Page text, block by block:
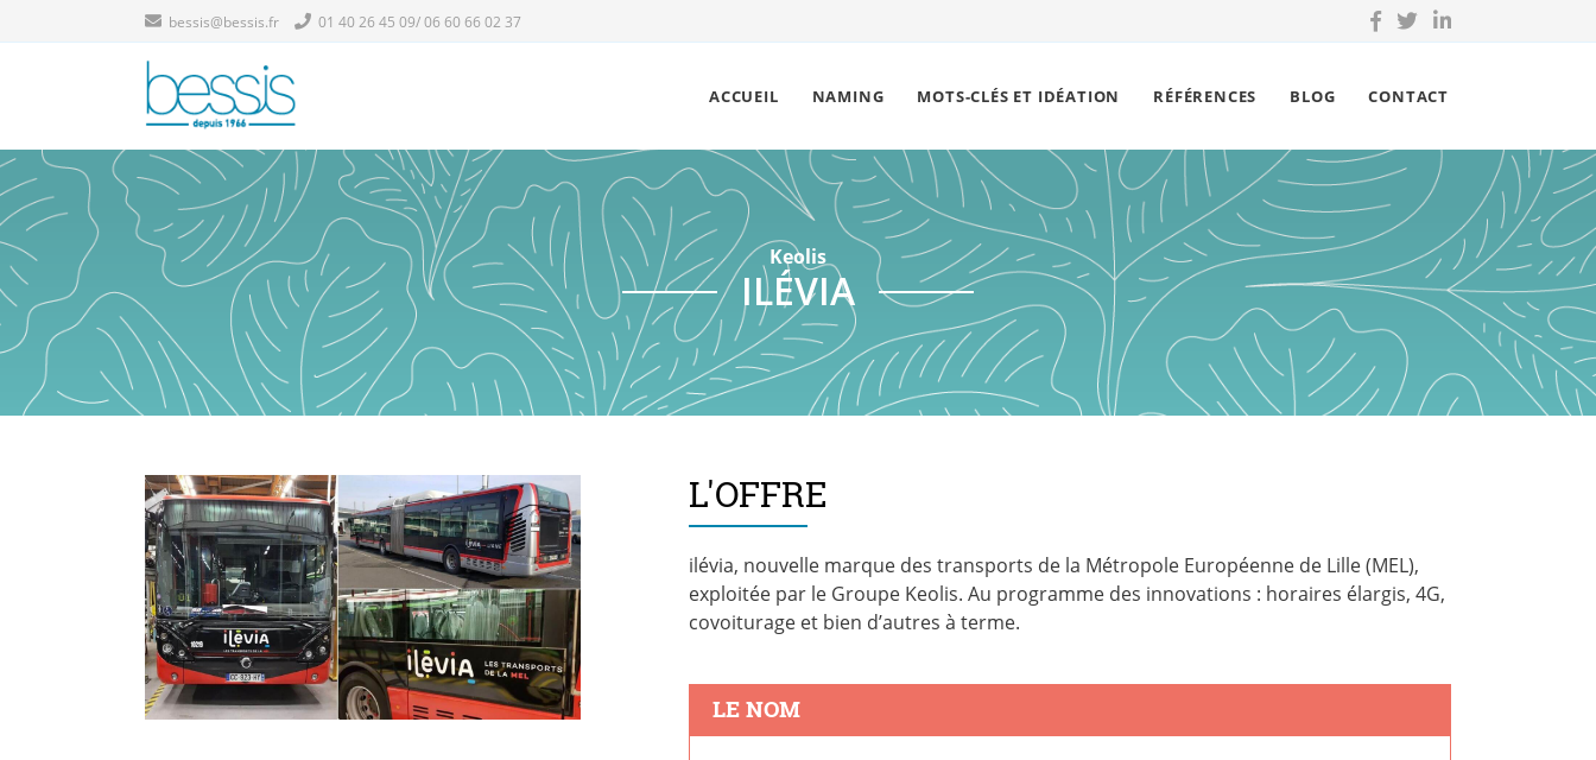
bessis@bessis.fr 01 40 26 45 09/ 06 60 66 02 37
ACCUEIL NAMING MOTS-CLÉS ET IDÉATION RÉFÉRENCES BLOG CONTACT
Keolis
ILÉVIA
L'OFFRE
ilévia, nouvelle marque des transports de la Métropole Européenne de Lille (MEL),
exploitée par le Groupe Keolis. Au programme des innovations : horaires élargis, 4G,
covoiturage et bien d’autres à terme.
LE NOM